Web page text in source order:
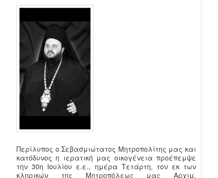
Περίλυπος ο Σεβασμιώτατος Μητροπολίτης μας και
κατόδυνος η ιερατική μας οικογένεια προέπεμψε
την 30η Ιουλίου ε.ε., ημέρα Τετάρτη, τον εκ των
κληρικών της Μητροπόλεως μας Αρχιμ.